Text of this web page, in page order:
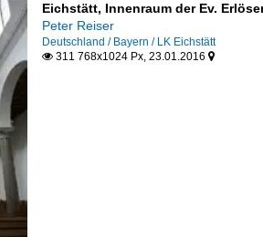
Eichstätt, Innenraum der Ev.
Peter Reiser
Deutschland / Bayern / LK Eichstätt
311 768x1024 Px, 23.01.2016 